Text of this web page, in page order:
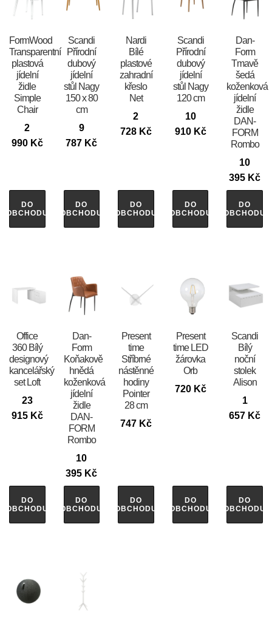
FormWood
Transparentní
plastová
jídelní
židle
Simple
Chair
2
990 Kč
DO
OBCHODU
Scandi
Přírodní
dubový
jídelní
stůl Nagy
150 x 80
cm
9
787 Kč
DO
OBCHODU
Nardi
Bílé
plastové
zahradní
křeslo
Net
2
728 Kč
DO
OBCHODU
Scandi
Přírodní
dubový
jídelní
stůl Nagy
120 cm
10
910 Kč
DO
OBCHODU
​​​​​Dan-
Form
Tmavě
šedá
koženková
jídelní
židle
DAN-
FORM
Rombo
10
395 Kč
DO
OBCHODU
Office
360 Bílý
designový
kancelářský
set Loft
23
915 Kč
DO
OBCHODU
​​​​​Dan-
Form
Koňakově
hnědá
koženková
jídelní
židle
DAN-
FORM
Rombo
10
395 Kč
DO
OBCHODU
Present
time
Stříbrné
nástěnné
hodiny
Pointer
28 cm
747 Kč
DO
OBCHODU
Present
time LED
žárovka
Orb
720 Kč
DO
OBCHODU
Scandi
Bílý
noční
stolek
Alison
1
657 Kč
DO
OBCHODU